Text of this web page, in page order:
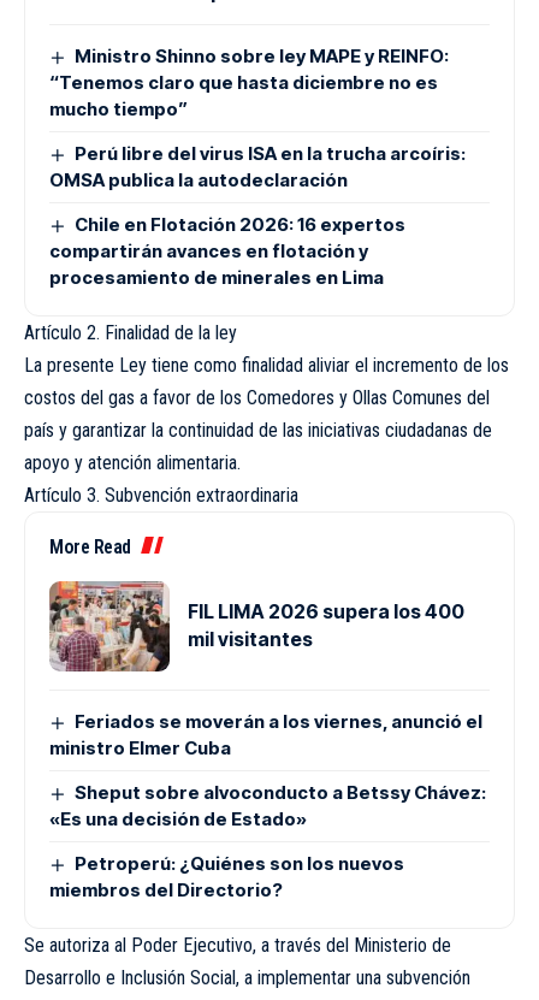
Ministro Shinno sobre ley MAPE y REINFO:
“Tenemos claro que hasta diciembre no es
mucho tiempo”
Perú libre del virus ISA en la trucha arcoíris:
OMSA publica la autodeclaración
Chile en Flotación 2026: 16 expertos
compartirán avances en flotación y
procesamiento de minerales en Lima
Artículo 2. Finalidad de la ley
La presente Ley tiene como finalidad aliviar el incremento de los
costos del gas a favor de los Comedores y Ollas Comunes del
país y garantizar la continuidad de las iniciativas ciudadanas de
apoyo y atención alimentaria.
Artículo 3. Subvención extraordinaria
More Read
FIL LIMA 2026 supera los 400
mil visitantes
Feriados se moverán a los viernes, anunció el
ministro Elmer Cuba
Sheput sobre alvoconducto a Betssy Chávez:
«Es una decisión de Estado»
Petroperú: ¿Quiénes son los nuevos
miembros del Directorio?
Se autoriza al Poder Ejecutivo, a través del Ministerio de
Desarrollo e Inclusión Social, a implementar una subvención